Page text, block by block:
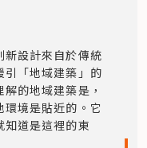
新設計來自於傳統
引「地域建築」的
的地域建築是，
境是貼近的。它
知道是這裡的東